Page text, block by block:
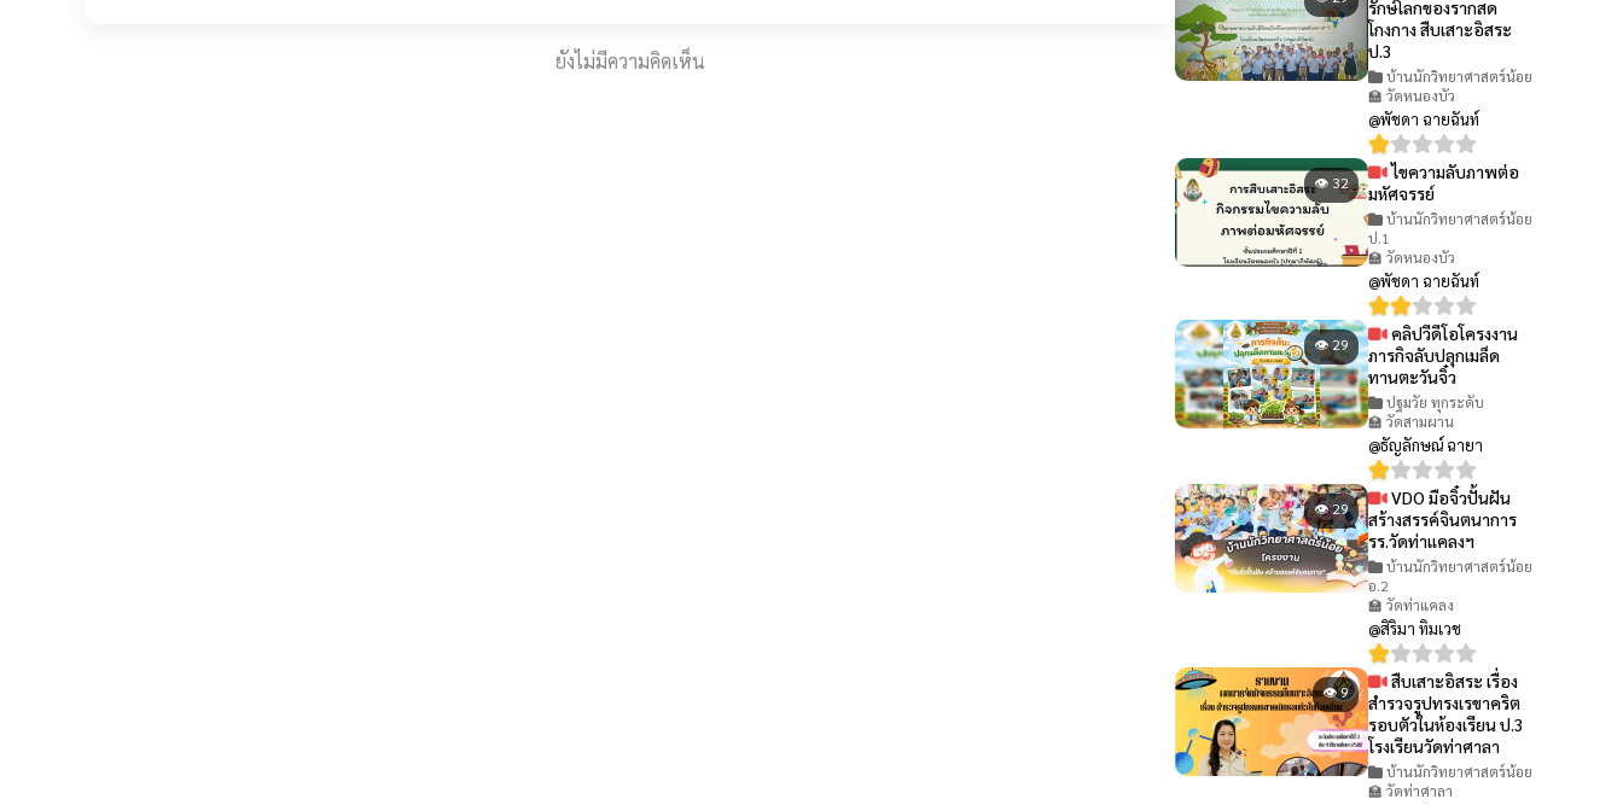
ยังไม่มีความคิดเห็น
รักษ์โลกของรากสด
โกงกาง สืบเสาะอิสระ
ป.3
บ้านนักวิทยาศาสตร์น้อย
🏫 วัดหนองบัว
@พัชดา ฉายฉันท์
👁 32
ไขความลับภาพต่อ
มหัศจรรย์
บ้านนักวิทยาศาสตร์น้อย
ป.1
🏫 วัดหนองบัว
@พัชดา ฉายฉันท์
👁 29
คลิปวีดีโอโครงงาน
ภารกิจลับปลุกเมล็ด
ทานตะวันจิ๋ว
ปฐมวัย ทุกระดับ
🏫 วัดสามผาน
@ธัญลักษณ์ ฉายา
👁 29
VDO มือจิ๋วปั้นฝัน
สร้างสรรค์จินตนาการ
รร.วัดท่าแคลงฯ
บ้านนักวิทยาศาสตร์น้อย
อ.2
🏫 วัดท่าแคลง
@สิริมา ทิมเวช
👁 9
สืบเสาะอิสระ เรื่อง
สำรวจรูปทรงเรขาคริต
รอบตัวในห้องเรียน ป.3
โรงเรียนวัดท่าศาลา
บ้านนักวิทยาศาสตร์น้อย
🏫 วัดท่าศาลา